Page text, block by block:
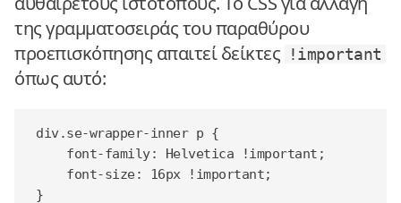
της γραμματοσειράς του παραθύρου
προεπισκόπησης απαιτεί δείκτες
!important
όπως αυτό:
div .se-wrapper-inner p {
font-family: Helvetica !important ;
font-size: 16px !important;
}